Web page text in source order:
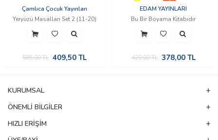
Çamlıca Çocuk Yayınları
Yeryüzü Masalları Set 2 (11-20)
585,00TL 409,50 TL
EDAM YAYINLARI
Bu Bir Boyama Kitabıdır
420,00TL 378,00TL
KURUMSAL
ÖNEMLI BILGILER
HIZLI ERIŞIM